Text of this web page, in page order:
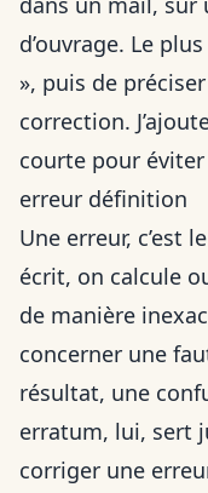
d’ouvrage. Le
», puis de
correction.
courte pour
erreur définition
Une erreur, c’est
écrit, on calcule
de manière
concerner une
résultat, une
erratum, lui, sert
corriger une